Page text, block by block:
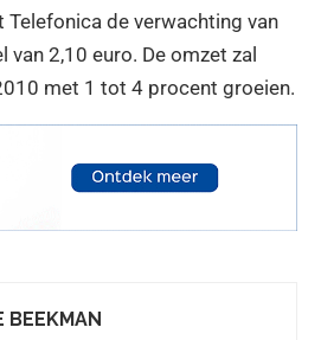
de verwachting van
van 2,10 euro. De omzet zal
met 1 tot 4 procent groeien.
BEEKMAN